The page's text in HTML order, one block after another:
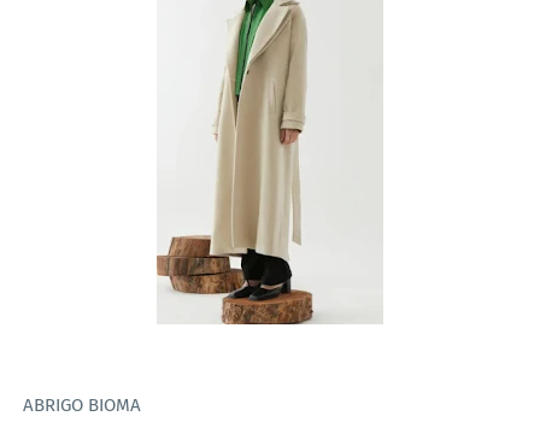
ABRIGO BIOMA